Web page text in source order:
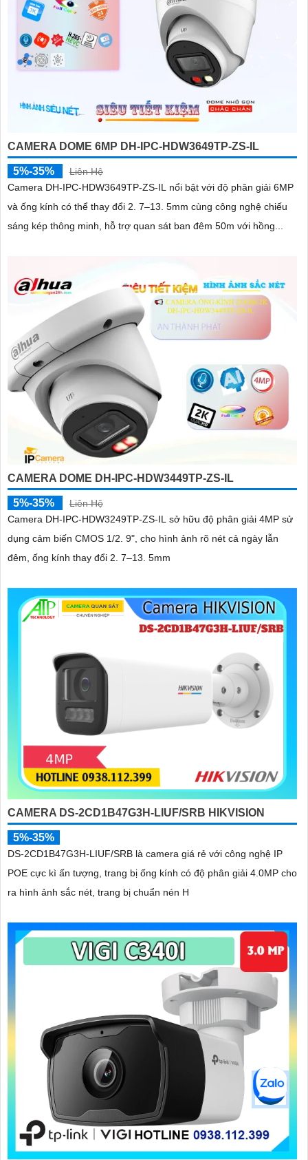
CAMERA DOME 6MP DH-IPC-HDW3649TP-ZS-IL
5%-35%
Liên Hệ
Camera DH-IPC-HDW3649TP-ZS-IL nổi bật với độ phân giải 6MP
và ống kính có thể thay đổi 2. 7–13. 5mm cùng công nghệ chiếu
sáng kép thông minh, hỗ trợ quan sát ban đêm 50m với hồng...
CAMERA DOME DH-IPC-HDW3449TP-ZS-IL
5%-35%
Liên Hệ
Camera DH-IPC-HDW3249TP-ZS-IL sở hữu độ phân giải 4MP sử
dụng cảm biến CMOS 1/2. 9", cho hình ảnh rõ nét cả ngày lẫn
đêm, ống kính thay đổi 2. 7–13. 5mm
CAMERA DS-2CD1B47G3H-LIUF/SRB HIKVISION
5%-35%
DS-2CD1B47G3H-LIUF/SRB là camera giá rẻ với công nghệ IP
POE cực kì ấn tượng, trang bị ống kính có độ phân giải 4.0MP cho
ra hình ảnh sắc nét, trang bị chuẩn nén H